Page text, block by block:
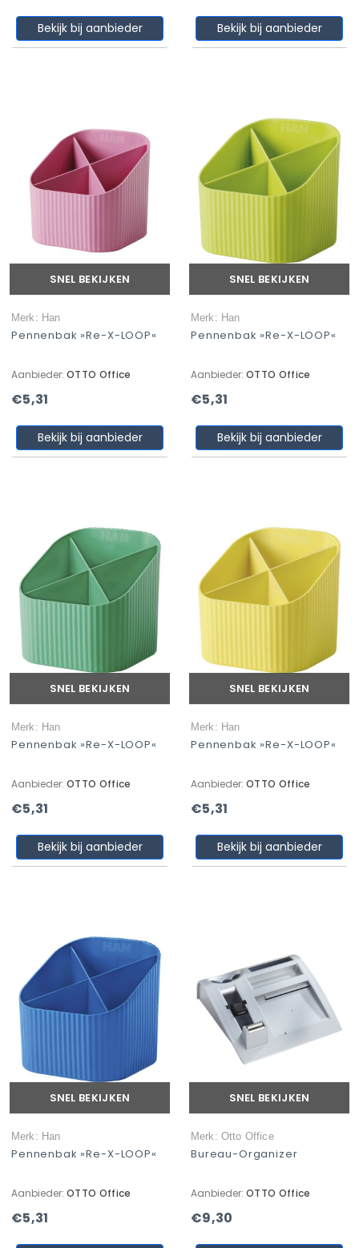
Bekijk bij aanbieder Bekijk bij aanbieder
SNEL BEKIJKEN
Merk: Han
Pennenbak »Re-X-LOOP«
Aanbieder: OTTO Office
€5,31
Bekijk bij aanbieder
SNEL BEKIJKEN
Merk: Han
Pennenbak »Re-X-LOOP«
Aanbieder: OTTO Office
€5,31
Bekijk bij aanbieder
SNEL BEKIJKEN
Merk: Han
Pennenbak »Re-X-LOOP«
Aanbieder: OTTO Office
€5,31
Bekijk bij aanbieder
SNEL BEKIJKEN
Merk: Han
Pennenbak »Re-X-LOOP«
Aanbieder: OTTO Office
€5,31
Bekijk bij aanbieder
SNEL BEKIJKEN
Merk: Han
Pennenbak »Re-X-LOOP«
Aanbieder: OTTO Office
€5,31
SNEL BEKIJKEN
Merk: Otto Office
Bureau-Organizer
Aanbieder: OTTO Office
€9,30